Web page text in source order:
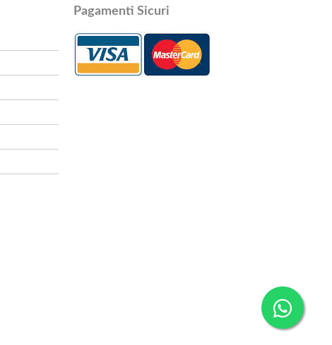
Pagamenti Sicuri